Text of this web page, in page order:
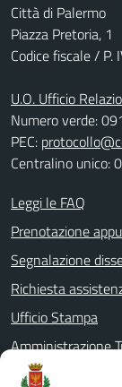
Città di Palermo
Piazza Pretoria, 1
Codice fiscale /
U.O. Ufficio
Numero verde:
PEC:
Centralino unico:
Leggi le FAQ
Prenotazione
Segnalazione
Richiesta
Ufficio Stampa
Amministrazione
Albo pretorio